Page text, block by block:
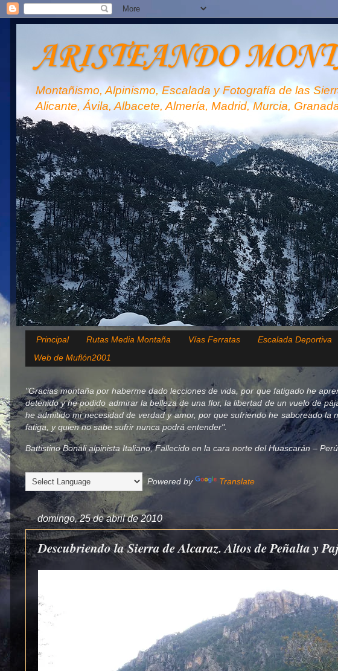
ARISTEANDO
Montañismo, Alpinismo, Escalada y Fotografía de las
Alicante, Ávila, Albacete, Almería, Madrid, Murcia,
Principal Rutas Media Montaña Vías Ferratas Escalada Deportiva
Web de Muflón2001
"Gracias montaña por haberme dado lecciones de vida, por que fatigado he
detenido y he podido admirar la belleza de una flor, la libertad de un vuelo de
he admitido mi necesidad de verdad y amor, por que sufriendo he saboreado
fatiga, y quien no sabe sufrir nunca podrá entender".
Battistino Bonali alpinista Italiano, Fallecido en la cara norte del Huascarán –
Powered by Translate
domingo, 25 de abril de 2010
Descubriendo la Sierra de Alcaraz. Altos de Peñalta y